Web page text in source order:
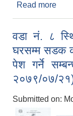
Read more
वडा नं. ८
घरसम्म सडक
पेश गर्ने
२०७९/०७/
Submitted on: